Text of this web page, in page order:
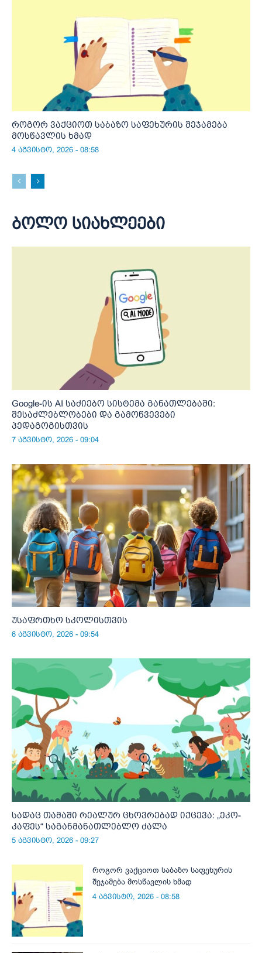
როგორ ვაქციოთ საბაზო საფეხურის შეჯამება
მოსწავლის ხმად
4 აგვისტო, 2026 - 08:58
ბოლო სიახლეები
Google-ის AI საძიებო სისტემა განათლებაში:
შესაძლებლობები და გამოწვევები
პედაგოგისთვის
7 აგვისტო, 2026 - 09:04
უსაფრთხო სკოლისთვის
6 აგვისტო, 2026 - 09:54
სადაც თამაში რეალურ ცხოვრებად იქცევა: „ეკო-
კაფეს“ საგანმანათლებლო ძალა
5 აგვისტო, 2026 - 09:27
როგორ ვაქციოთ საბაზო საფეხურის
შეჯამება მოსწავლის ხმად
4 აგვისტო, 2026 - 08:58